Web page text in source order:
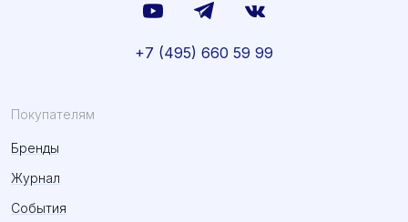
Покупателям
Бренды
Журнал
События
+7 (495) 660 59 99